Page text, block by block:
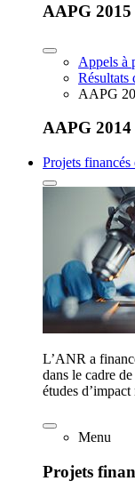
AAPG 2015
Appels à
AAPG
AAPG 2014
Projets financés
L’ANR a
dans le cadre
études
Menu
Projets